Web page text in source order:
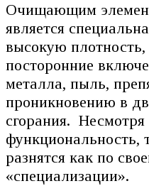
Очищающим
является
высокую
посторонние
металла, пыль,
проникновению в
сгорания.
разнятся как по
«специализации».